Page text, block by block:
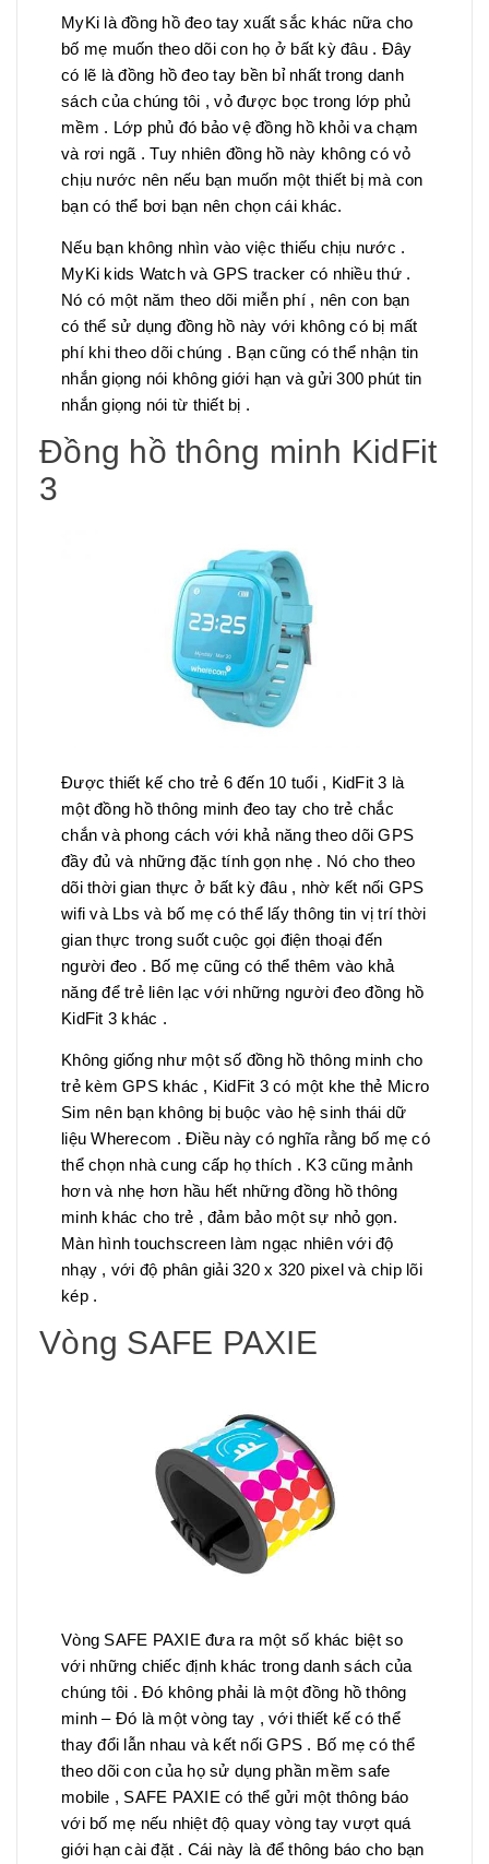
MyKi là đồng hồ đeo tay xuất sắc khác nữa cho
bố mẹ muốn theo dõi con họ ở bất kỳ đâu . Đây
có lẽ là đồng hồ đeo tay bền bỉ nhất trong danh
sách của chúng tôi , vỏ được bọc trong lớp phủ
mềm . Lớp phủ đó bảo vệ đồng hồ khỏi va chạm
và rơi ngã . Tuy nhiên đồng hồ này không có vỏ
chịu nước nên nếu bạn muốn một thiết bị mà con
bạn có thể bơi bạn nên chọn cái khác.
Nếu bạn không nhìn vào việc thiếu chịu nước .
MyKi kids Watch và GPS tracker có nhiều thứ .
Nó có một năm theo dõi miễn phí , nên con bạn
có thể sử dụng đồng hồ này với không có bị mất
phí khi theo dõi chúng . Bạn cũng có thể nhận tin
nhắn giọng nói không giới hạn và gửi 300 phút tin
nhắn giọng nói từ thiết bị .
Đồng hồ thông minh KidFit
3
Được thiết kế cho trẻ 6 đến 10 tuổi , KidFit 3 là
một đồng hồ thông minh đeo tay cho trẻ chắc
chắn và phong cách với khả năng theo dõi GPS
đầy đủ và những đặc tính gọn nhẹ . Nó cho theo
dõi thời gian thực ở bất kỳ đâu , nhờ kết nối GPS
wifi và Lbs và bố mẹ có thể lấy thông tin vị trí thời
gian thực trong suốt cuộc gọi điện thoại đến
người đeo . Bố mẹ cũng có thể thêm vào khả
năng để trẻ liên lạc với những người đeo đồng hồ
KidFit 3 khác .
Không giống như một số đồng hồ thông minh cho
trẻ kèm GPS khác , KidFit 3 có một khe thẻ Micro
Sim nên bạn không bị buộc vào hệ sinh thái dữ
liệu Wherecom . Điều này có nghĩa rằng bố mẹ có
thể chọn nhà cung cấp họ thích . K3 cũng mảnh
hơn và nhẹ hơn hầu hết những đồng hồ thông
minh khác cho trẻ , đảm bảo một sự nhỏ gọn.
Màn hình touchscreen làm ngạc nhiên với độ
nhạy , với độ phân giải 320 x 320 pixel và chip lõi
kép .
Vòng SAFE PAXIE
Vòng SAFE PAXIE đưa ra một số khác biệt so
với những chiếc định khác trong danh sách của
chúng tôi . Đó không phải là một đồng hồ thông
minh – Đó là một vòng tay , với thiết kế có thể
thay đổi lẫn nhau và kết nối GPS . Bố mẹ có thể
theo dõi con của họ sử dụng phần mềm safe
mobile , SAFE PAXIE có thể gửi một thông báo
với bố mẹ nếu nhiệt độ quay vòng tay vượt quá
giới hạn cài đặt . Cái này là để thông báo cho bạn